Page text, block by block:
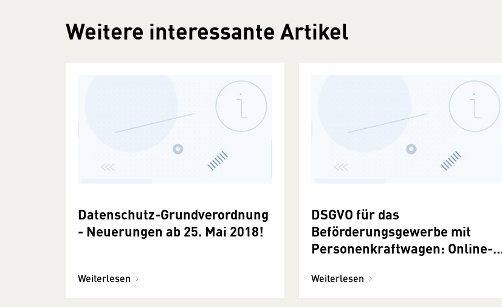
Weitere interessante Artikel
Datenschutz-Grundverordnung
- Neuerungen ab 25. Mai 2018!
Weiterlesen
DSGVO für das
Beförderungsgewerbe mit
Personenkraftwagen: Online-
Weiterlesen